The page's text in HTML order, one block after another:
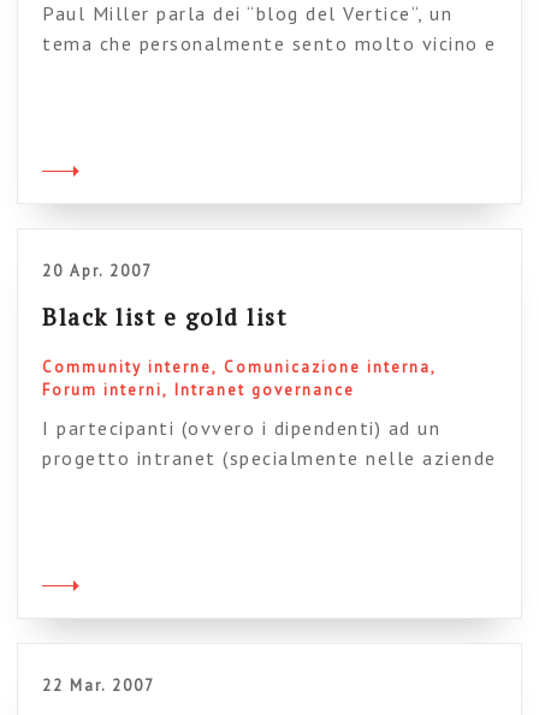
Paul Miller parla dei “blog del Vertice“, un
tema che personalmente sento molto vicino e
quindi che I blog del vertice siano una specie
nostro Paese, molto più che da […]
20 Apr. 2007
Black list e gold list
Community interne
Comunicazione interna
Forum interni
Intranet governance
I partecipanti (ovvero i dipendenti) ad un
progetto intranet (specialmente nelle aziende
interventi appropriati e interessanti,
sfornano prodotti “professionali”,
Alcuni vogliono costruire, altri distruggere
22 Mar. 2007